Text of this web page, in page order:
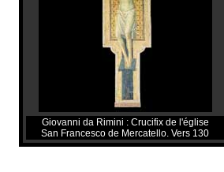
Giovanni da Rimini : Crucifix de l'église
San Francesco de Mercatello. Vers 130